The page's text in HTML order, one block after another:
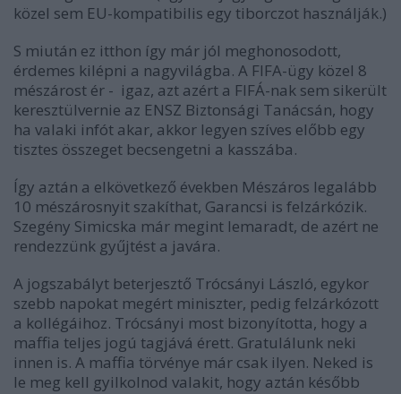
közel sem EU-kompatibilis egy tiborczot használják.)
S miután ez itthon így már jól meghonosodott,
érdemes kilépni a nagyvilágba. A FIFA-ügy közel 8
mészárost ér - igaz, azt azért a FIFÁ-nak sem sikerült
keresztülvernie az ENSZ Biztonsági Tanácsán, hogy
ha valaki infót akar, akkor legyen szíves előbb egy
tisztes összeget becsengetni a kasszába.
Így aztán a elkövetkező években Mészáros legalább
10 mészárosnyit szakíthat, Garancsi is felzárkózik.
Szegény Simicska már megint lemaradt, de azért ne
rendezzünk gyűjtést a javára.
A jogszabályt beterjesztő Trócsányi László, egykor
szebb napokat megért miniszter, pedig felzárkózott
a kollégáihoz. Trócsányi most bizonyította, hogy a
maffia teljes jogú tagjává érett. Gratulálunk neki
innen is. A maffia törvénye már csak ilyen. Neked is
le meg kell gyilkolnod valakit, hogy aztán később